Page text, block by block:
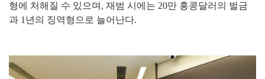
형에 처해질 수 있으며, 재범 시에는 20만 홍콩달러의 벌금
과 1년의 징역형으로 늘어난다.